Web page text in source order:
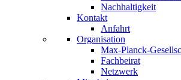
Nachhaltigkeit
Kontakt
Anfahrt
Organisation
Max-Planck-
Fachbeirat
Netzwerk